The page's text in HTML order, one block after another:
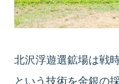
北沢浮遊選鉱場は戦
という技術を金銀の